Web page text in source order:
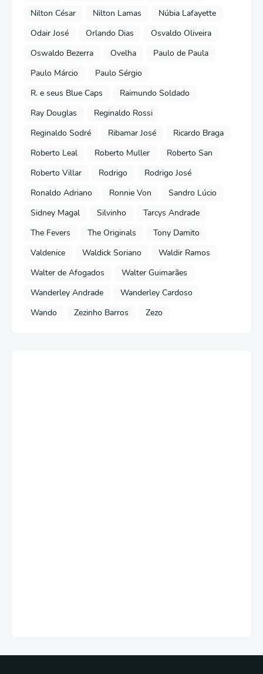
Nilton César
Nilton Lamas
Núbia Lafayette
Odair José
Orlando Dias
Osvaldo Oliveira
Oswaldo Bezerra
Ovelha
Paulo de Paula
Paulo Márcio
Paulo Sérgio
R. e seus Blue Caps
Raimundo Soldado
Ray Douglas
Reginaldo Rossi
Reginaldo Sodré
Ribamar José
Ricardo Braga
Roberto Leal
Roberto Muller
Roberto San
Roberto Villar
Rodrigo
Rodrigo José
Ronaldo Adriano
Ronnie Von
Sandro Lúcio
Sidney Magal
Silvinho
Tarcys Andrade
The Fevers
The Originals
Tony Damito
Valdenice
Waldick Soriano
Waldir Ramos
Walter de Afogados
Walter Guimarães
Wanderley Andrade
Wanderley Cardoso
Wando
Zezinho Barros Zezo